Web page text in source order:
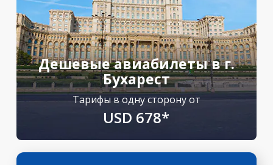
Дешевые авиабилеты в г.
Бухарест
Тарифы в одну сторону от
USD 678*